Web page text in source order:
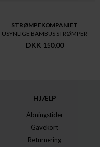
STRØMPEKOMPANIET
USYNLIGE BAMBUS STRØMPER
DKK 150,00
HJÆLP
Åbningstider
Gavekort
Returnering